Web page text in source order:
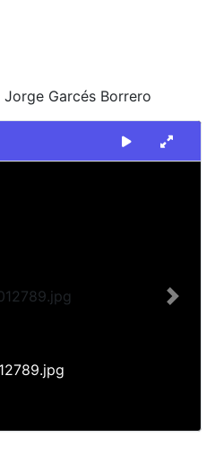
Garcés Borrero
Next